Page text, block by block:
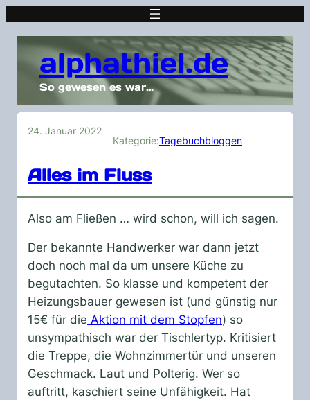
alphathiel.de
So gewesen es war…
24. Januar 2022
Kategorie:Tagebuchbloggen
Alles im Fluss
Also am Fließen … wird schon, will ich sagen.
Der bekannte Handwerker war dann jetzt
doch noch mal da um unsere Küche zu
begutachten. So klasse und kompetent der
Heizungsbauer gewesen ist (und günstig nur
15€ für die Aktion mit dem Stopfen) so
unsympathisch war der Tischlertyp. Kritisiert
die Treppe, die Wohnzimmertür und unseren
Geschmack. Laut und Polterig. Wer so
auftritt, kaschiert seine Unfähigkeit. Hat